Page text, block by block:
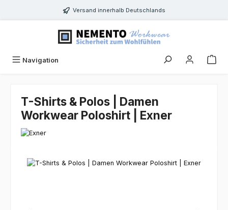
Zum Hauptinhalt springenVersand innerhalb Deutschlands
Navigation
T-Shirts & Polos | Damen
Workwear Poloshirt | Exner
Bildergalerie überspringen